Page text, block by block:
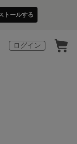
トールする
ログイン